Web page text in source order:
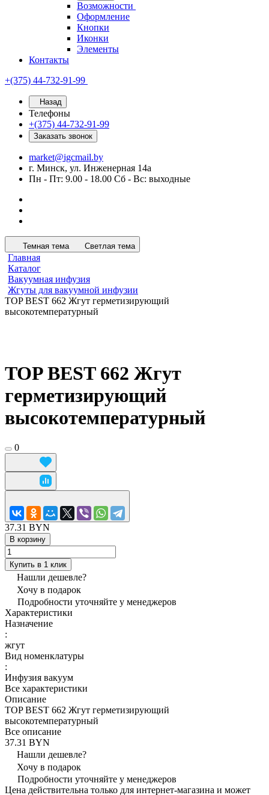
Возможности
Оформление
Кнопки
Иконки
Элементы
Контакты
+(375) 44-732-91-99
Назад
Телефоны
+(375) 44-732-91-99
Заказать звонок
market@igcmail.by
г. Минск, ул. Инженерная 14а
Пн - Пт: 9.00 - 18.00 Сб - Вс: выходные
Темная тема Светлая тема
Главная
Каталог
Вакуумная инфузия
Жгуты для вакуумной инфузии
TOP BEST 662 Жгут герметизирующий
высокотемпературный
TOP BEST 662 Жгут
герметизирующий
высокотемпературный
0
37.31 BYN
В корзину
Купить в 1 клик
Нашли дешевле?
Хочу в подарок
Подробности уточняйте у менеджеров
Характеристики
Назначение
:
жгут
Вид номенклатуры
:
Инфузия вакуум
Все характеристики
Описание
TOP BEST 662 Жгут герметизирующий
высокотемпературный
Все описание
37.31 BYN
Нашли дешевле?
Хочу в подарок
Подробности уточняйте у менеджеров
Цена действительна только для интернет-магазина и может